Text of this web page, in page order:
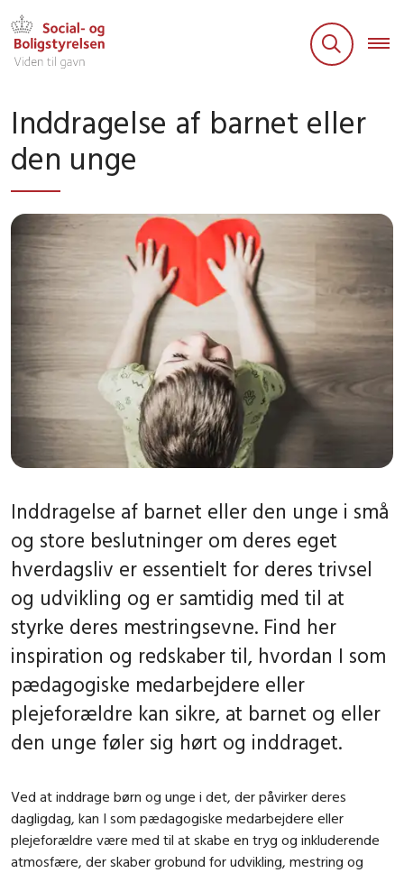
Inddragelse af barnet eller
den unge
Inddragelse af barnet eller den unge i små
og store beslutninger om deres eget
hverdagsliv er essentielt for deres trivsel
og udvikling og er samtidig med til at
styrke deres mestringsevne. Find her
inspiration og redskaber til, hvordan I som
pædagogiske medarbejdere eller
plejeforældre kan sikre, at barnet og eller
den unge føler sig hørt og inddraget.
Ved at inddrage børn og unge i det, der påvirker deres
dagligdag, kan I som pædagogiske medarbejdere eller
plejeforældre være med til at skabe en tryg og inkluderende
atmosfære, der skaber grobund for udvikling, mestring og